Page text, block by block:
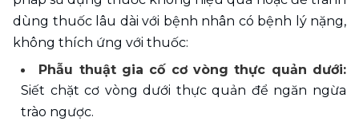
dùng thuốc lâu dài với bệnh nhân có bệnh lý nặng,
không thích ứng với thuốc:
Siết chặt cơ vòng dưới thực quản để ngăn ngừa
trào ngược.